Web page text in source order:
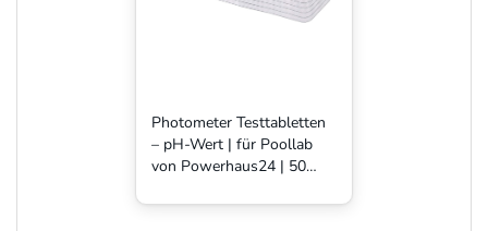
Photometer Testtabletten
– pH-Wert | für Poollab
von Powerhaus24 | 50